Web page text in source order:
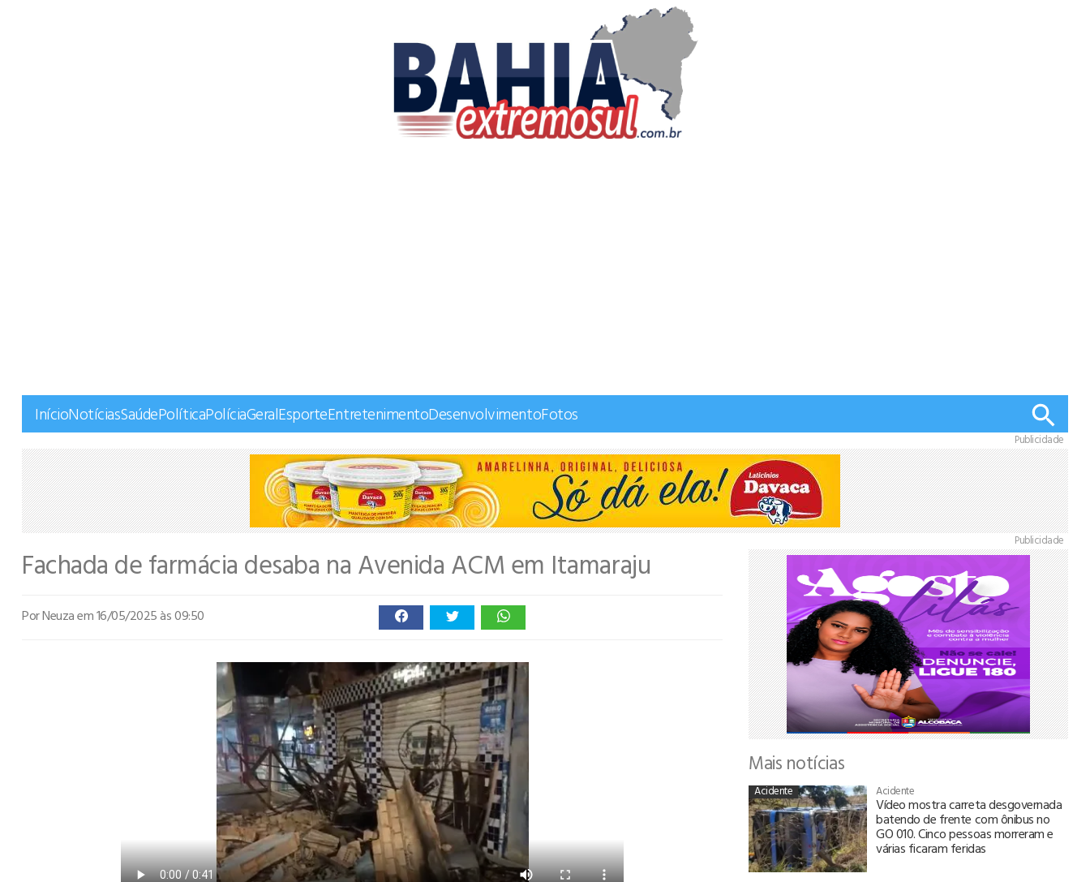
InícioNotíciasSaúdePolíticaPolíciaGeralEsporteEntretenimentoDesenvolvimentoFotos
Publicidade
Fachada de farmácia desaba na Avenida ACM em Itamaraju
Por Neuzaem 16/05/2025 às 09:50
Publicidade
Mais notícias
Acidente Acidente
Vídeo mostra carreta desgovernada
batendo de frente com ônibus no
GO 010. Cinco pessoas morreram e
várias ficaram feridas